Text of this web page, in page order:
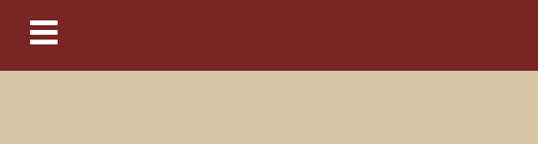
Navigation ein-/ausblenden